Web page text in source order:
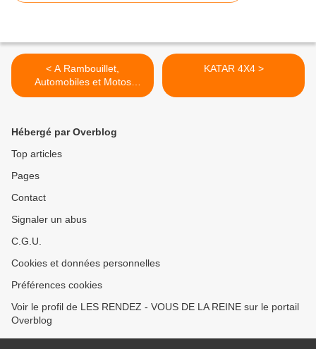
< A Rambouillet,
Automobiles et Motos
EXCLUSIVEMENT d’avant
KATAR 4X4 >
Hébergé par Overblog
Top articles
Pages
Contact
Signaler un abus
C.G.U.
Cookies et données personnelles
Préférences cookies
Voir le profil de LES RENDEZ - VOUS DE LA REINE sur le portail
Overblog